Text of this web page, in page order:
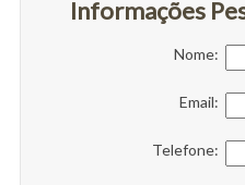
Informações
Nome:
Email:
Telefone: